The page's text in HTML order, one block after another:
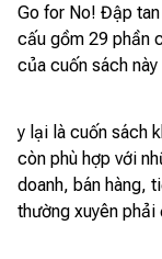
Go for No! Đập
cấu gồm 29 phần
của cuốn sách
y lại là cuốn sách
còn phù hợp với
doanh, bán hàng,
thường xuyên